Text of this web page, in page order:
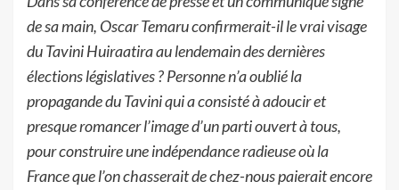
de sa main, Oscar Temaruconfirmerait-il le vrai visage
du Tavini Huiraatira au lendemain des dernières
électionslégislatives ? Personne n’aoublié la
propagande du Tavini qui a consisté à adoucir et
presqueromancer l’image d’un partiouvert à tous,
pour construire une indépendance radieuse où la
France que l’onchasserait de chez-nous paierait encore